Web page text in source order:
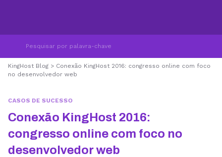
KingHost Blog > Conexão KingHost 2016: congresso online com foco
no desenvolvedor web
CASOS DE SUCESSO
Conexão KingHost 2016:
congresso online com foco no
desenvolvedor web